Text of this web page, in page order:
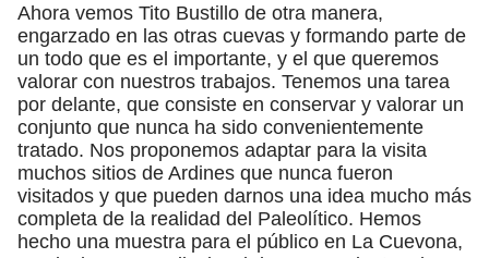
Ahora vemos Tito Bustillo de otra manera,
engarzado en las otras cuevas y formando parte de
un todo que es el importante, y el que queremos
valorar con nuestros trabajos. Tenemos una tarea
por delante, que consiste en conservar y valorar un
conjunto que nunca ha sido convenientemente
tratado. Nos proponemos adaptar para la visita
muchos sitios de Ardines que nunca fueron
visitados y que pueden darnos una idea mucho más
completa de la realidad del Paleolítico. Hemos
hecho una muestra para el público en La Cuevona,